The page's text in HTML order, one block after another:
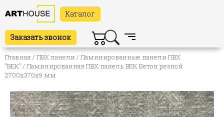
Каталог
Заказать звонок
Главная /ПВХ панели /Ламинированные панели ПВХ
"ВЕК" / Ламинированная ПВХ панель ВЕК Бетон резной
2700х370х9 мм